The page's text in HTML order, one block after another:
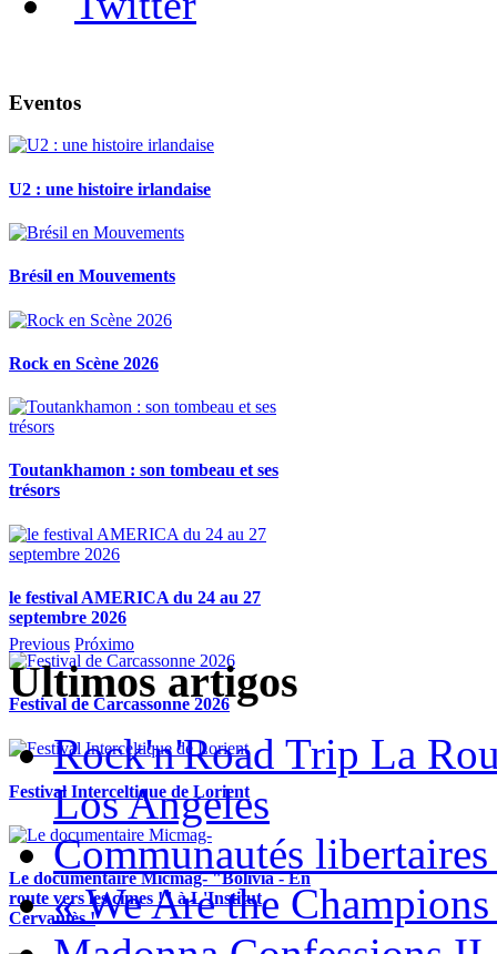
Eventos
U2 : une histoire irlandaise
Brésil en Mouvements
Rock en Scène 2026
Toutankhamon : son tombeau et ses
trésors
le festival AMERICA du 24 au 27
septembre 2026
Festival de Carcassonne 2026
Festival Interceltique de Lorient
Le documentaire Micmag- "Bolivia - En
route vers les cimes !" à L'Institut
Cervantès !
Previous Próximo
Ultimos artigos
Rock'n'Road Trip La
Los Angeles
Communautés libertaires
« We Are the